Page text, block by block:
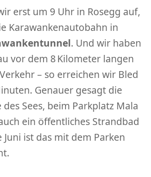
erst um 9 Uhr in Rosegg auf,
Karawankenautobahn in
. Und wir haben
vor dem 8 Kilometer langen
– so erreichen wir Bled
Genauer gesagt die
Sees, beim Parkplatz Mala
ein öffentliches Strandbad
ist das mit dem Parken